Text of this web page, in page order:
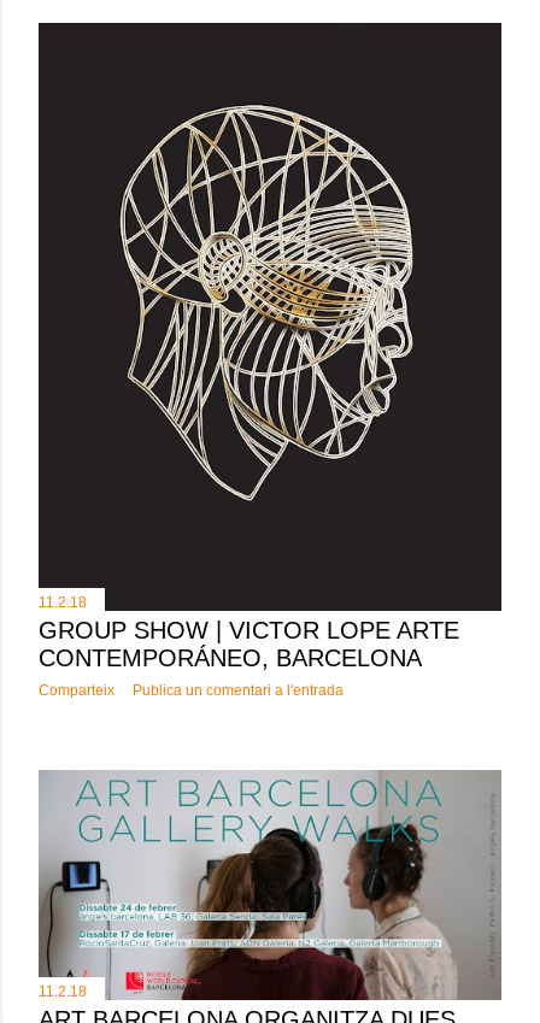
11.2.18
GROUP SHOW | VICTOR LOPE ARTE
CONTEMPORÁNEO, BARCELONA
Comparteix Publica un comentari a l'entrada
11.2.18